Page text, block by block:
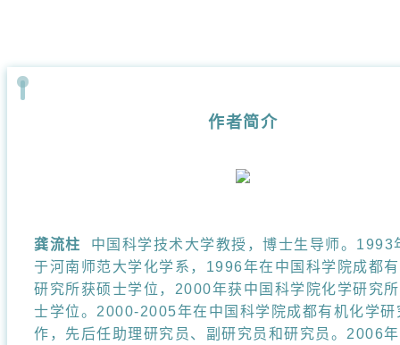
作者简介
龚流柱 中国科学技术大学教授，博士生导师。 1993
于河南师范大学化学系， 1996年在中国科学院成都
研究所获硕士学位， 2000年获中国科学院化学研究
士学位。 2000-2005年在中国科学院成都有机化学研
作，先后任助理研究员、副研究员和研究员。 2006年